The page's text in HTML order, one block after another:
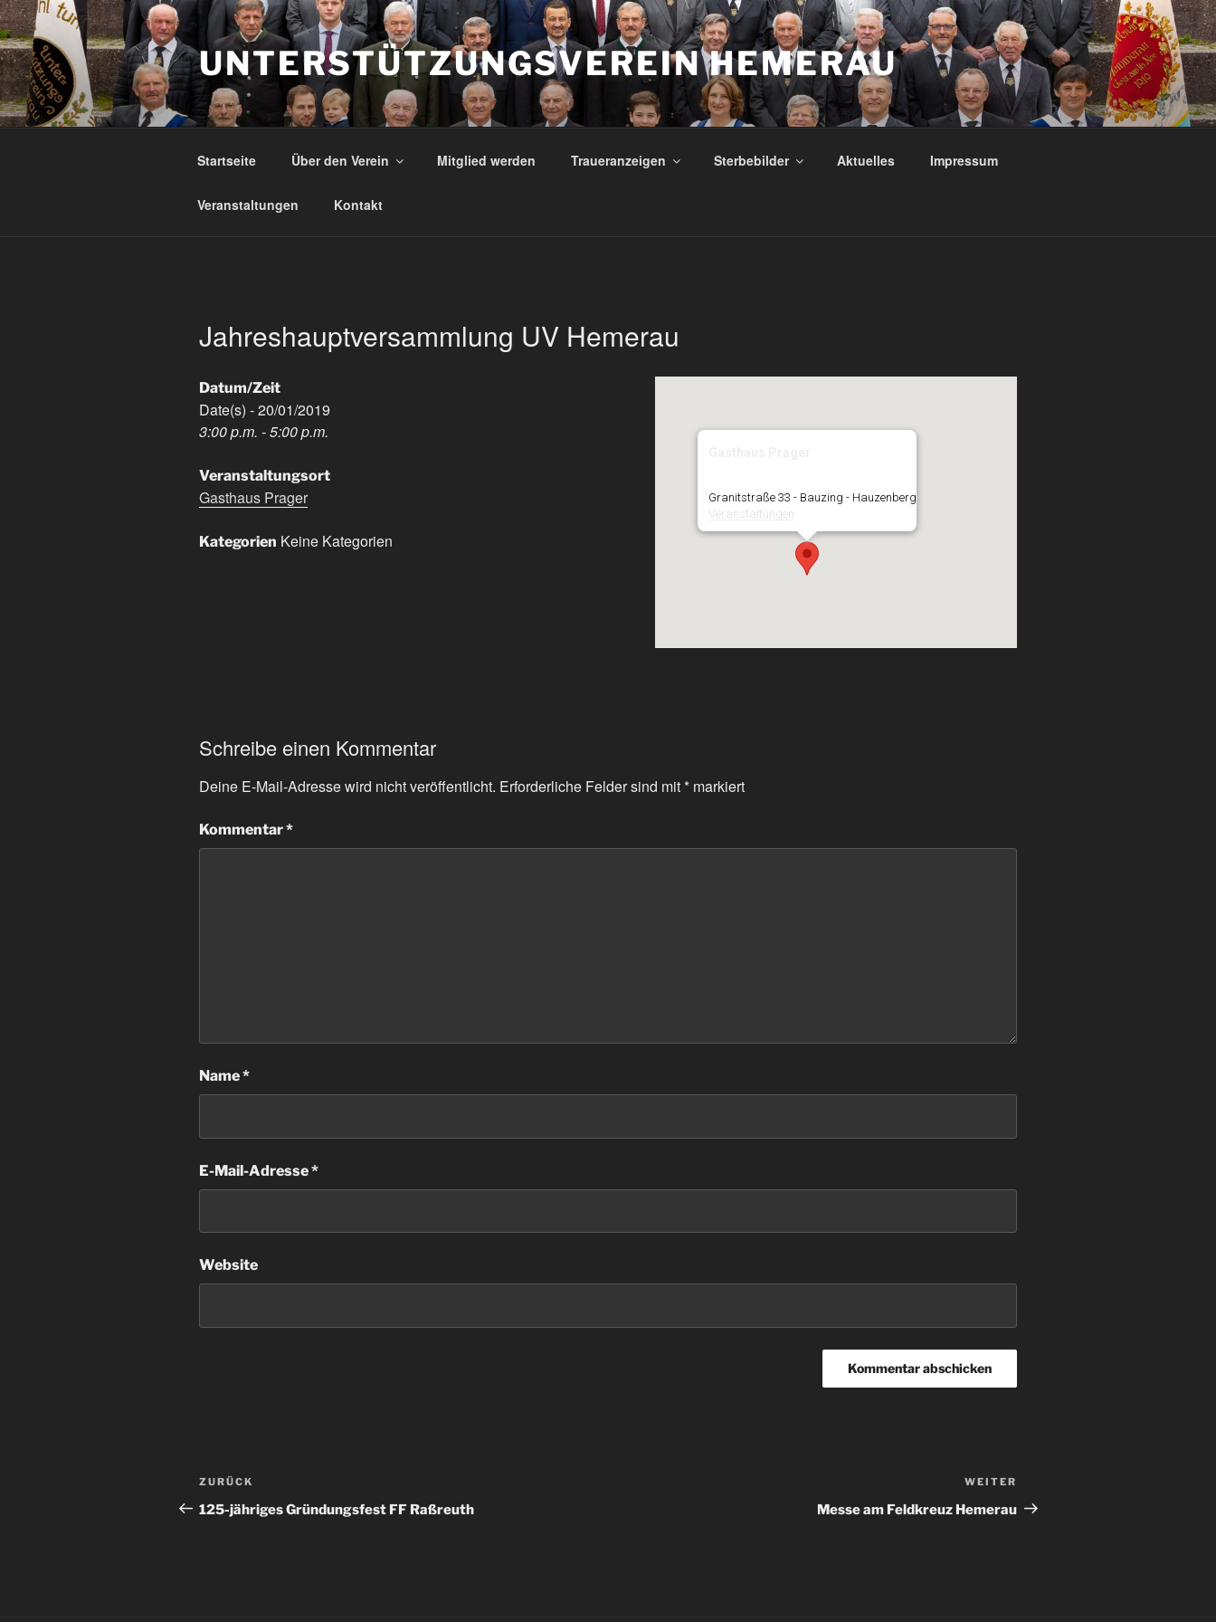
Zum
Inhalt
springen
UNTERSTÜTZUNGSVEREIN HEMERAU
Startseite Über den Verein Mitglied werden Traueranzeigen Sterbebilder Aktuelles Impressum
Veranstaltungen Kontakt
Jahreshauptversammlung UV Hemerau
Granitstraße 33 - Bauzing - Hauzenberg
Veranstaltungen
Datum/Zeit
Date(s) - 20/01/2019
3:00 p.m. - 5:00 p.m.
Veranstaltungsort
Gasthaus Prager
Kategorien Keine Kategorien
Schreibe einen Kommentar
Deine E-Mail-Adresse wird nicht veröffentlicht. Erforderliche Felder sind mit* markiert
Kommentar*
Name*
E-Mail-Adresse*
Website
Beitrags-
Navigation
Vorheriger
Beitrag
ZURÜCK
125-jähriges Gründungsfest FF Raßreuth
Beitrag
WEITER
Messe am Feldkreuz Hemerau